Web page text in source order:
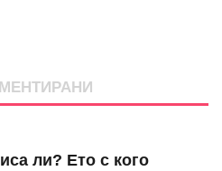
ли? Ето с кого